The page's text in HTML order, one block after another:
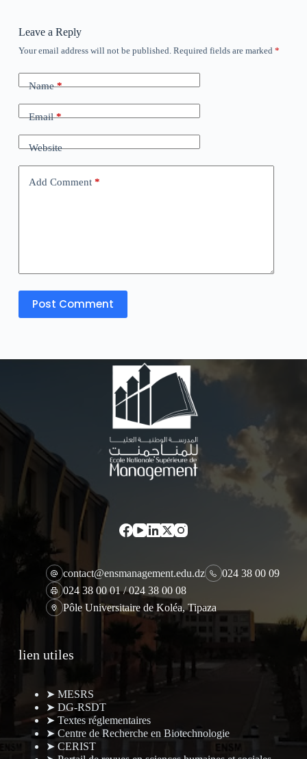
Leave a Reply
Your email address will not be published. Required fields are marked *
Name*
Email*
Website
Add Comment*
Post Comment
contact@ensmanagement.edu.dz
024 38 00 09
024 38 00 01 / 024 38 00 08
Pôle Universitaire de Koléa, Tipaza
lien utiles
➤ MESRS
➤ DG-RSDT
➤ Textes réglementaires
➤ Centre de Recherche en Biotechnologie
➤ CERIST